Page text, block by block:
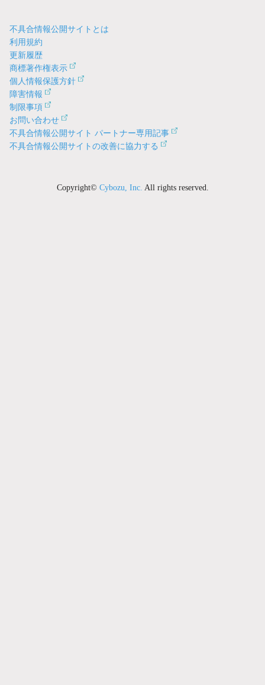
不具合情報公開サイトとは
利用規約
更新履歴
商標著作権表示
個人情報保護方針
障害情報
制限事項
お問い合わせ
不具合情報公開サイト パートナー専用記事
不具合情報公開サイトの改善に協力する
Copyright© Cybozu, Inc. All rights reserved.